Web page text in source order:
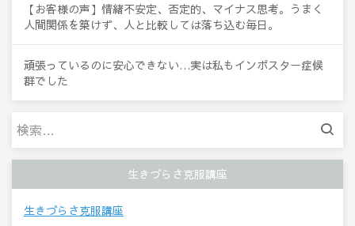
【お客様の声】情緒不安定、否定的、マイナス思考。うまく
人間関係を築けず、人と比較しては落ち込む毎日。
頑張っているのに安心できない…実は私もインポスター症候
群でした
検
索:
生きづらさ克服講座
生きづらさ克服講座